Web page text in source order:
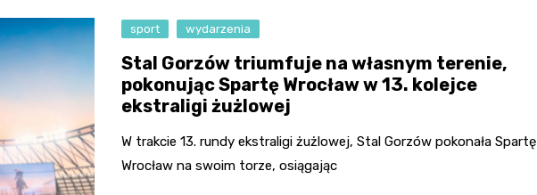
sport wydarzenia
Stal Gorzów triumfuje na własnym terenie,
pokonując Spartę Wrocław w 13. kolejce
ekstraligi żużlowej
W trakcie 13. rundy ekstraligi żużlowej, Stal Gorzów pokonała Spartę
Wrocław na swoim torze, osiągając